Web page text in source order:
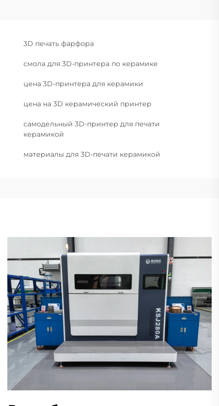
3D печать фарфора
смола для 3D-принтера по керамике
цена 3D-принтера для керамики
цена на 3D керамический принтер
самодельный 3D-принтер для печати
керамикой
материалы для 3D-печати керамикой